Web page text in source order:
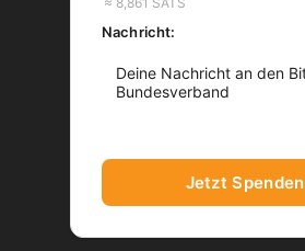
Nachricht:
Jetzt Spenden